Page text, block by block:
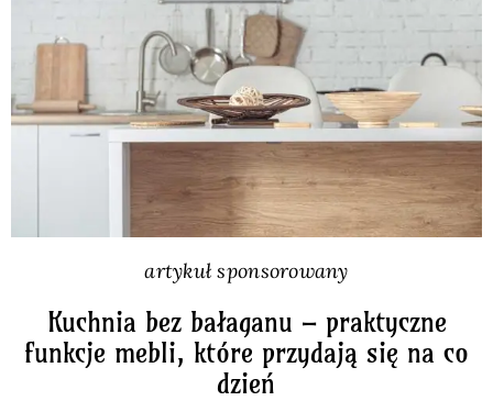
Przetwory
Posiłki
Zdrowo i fit
Kuchnie świata
SKLEP
artykuł sponsorowany
Kuchnia bez bałaganu – praktyczne
funkcje mebli, które przydają się na co
dzień